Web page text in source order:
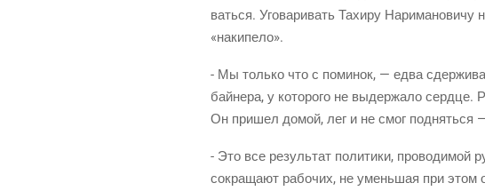
вать­ся. Уго­ва­ри­вать Тахи­ру Нари­ма­но­ви­чу
«наки­пе­ло».
- Мы толь­ко что с поми­нок, — едва
бай­не­ра, у кото­ро­го не выдер­жа­ло серд­це.
Он при­шел домой, лег и не смог под­нять­ся
- Это все резуль­тат поли­ти­ки,
сокра­ща­ют рабо­чих, не умень­шая при этом